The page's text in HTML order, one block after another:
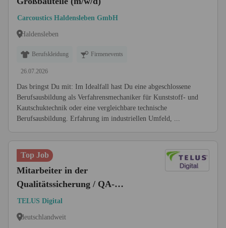
Carcoustics Haldensleben GmbH
Haldensleben
Berufskleidung Firmenevents
26.07.2026
Das bringst Du mit: Im Idealfall hast Du eine abgeschlossene
Berufsausbildung als Verfahrensmechaniker für Kunststoff- und
Kautschuktechnik oder eine vergleichbare technische
Berufsausbildung. Erfahrung im industriellen Umfeld, ...
Top Job
Mitarbeiter in der
Qualitätssicherung / QA-
Bewerter (m/w/d)
TELUS Digital
deutschlandweit